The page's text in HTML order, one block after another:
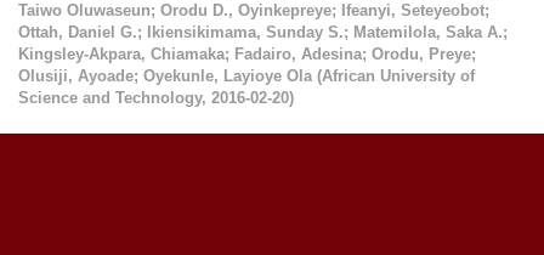
Taiwo Oluwaseun; Orodu D., Oyinkepreye; Ifeanyi, Seteyeobot;
Ottah, Daniel G.; Ikiensikimama, Sunday S.; Matemilola, Saka A.;
Kingsley-Akpara, Chiamaka; Fadairo, Adesina; Orodu, Preye;
Olusiji, Ayoade; Oyekunle, Layioye Ola (African University of
Science and Technology, 2016-02-20)